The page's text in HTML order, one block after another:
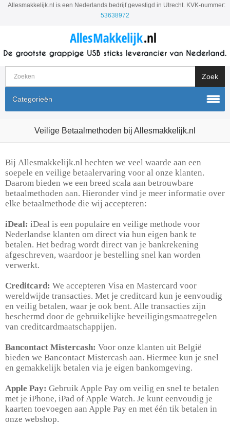
Allesmakkelijk.nl is een Nederlands bedrijf gevestigd in Utrecht. KVK-nummer:
53638972
Categorieën
Veilige Betaalmethoden bij Allesmakkelijk.nl
Bij Allesmakkelijk.nl hechten we veel waarde aan een
soepele en veilige betaalervaring voor al onze klanten.
Daarom bieden we een breed scala aan betrouwbare
betaalmethoden aan. Hieronder vind je meer informatie over
elke betaalmethode die wij accepteren:
iDeal: iDeal is een populaire en veilige methode voor
Nederlandse klanten om direct via hun eigen bank te
betalen. Het bedrag wordt direct van je bankrekening
afgeschreven, waardoor je bestelling snel kan worden
verwerkt.
Creditcard: We accepteren Visa en Mastercard voor
wereldwijde transacties. Met je creditcard kun je eenvoudig
en veilig betalen, waar je ook bent. Alle transacties zijn
beschermd door de gebruikelijke beveiligingsmaatregelen
van creditcardmaatschappijen.
Bancontact Mistercash: Voor onze klanten uit België
bieden we Bancontact Mistercash aan. Hiermee kun je snel
en gemakkelijk betalen via je eigen bankomgeving.
Apple Pay: Gebruik Apple Pay om veilig en snel te betalen
met je iPhone, iPad of Apple Watch. Je kunt eenvoudig je
kaarten toevoegen aan Apple Pay en met één tik betalen in
onze webshop.